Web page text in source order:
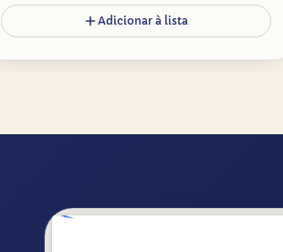
Adicionar à lista